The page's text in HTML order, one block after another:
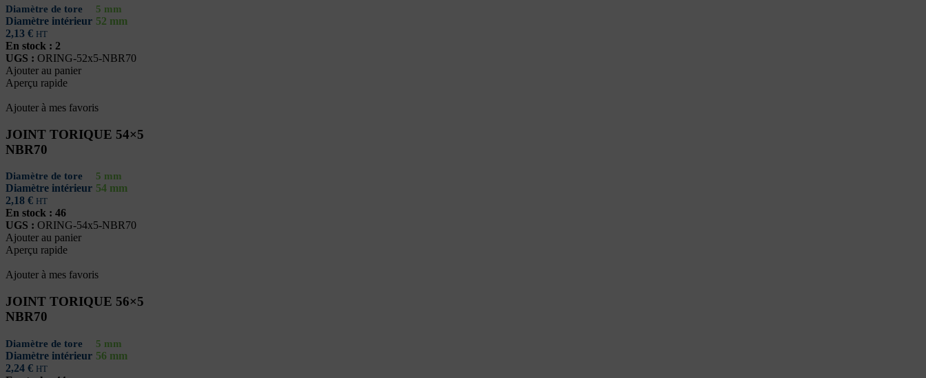
Diamètre de tore 5 mm
Diamètre intérieur 52 mm
2,13 € HT
En stock : 2
UGS : ORING-52x5-NBR70
Ajouter au panier
Aperçu rapide
Ajouter à mes favoris
JOINT TORIQUE 54×5
NBR70
Diamètre de tore 5 mm
Diamètre intérieur 54 mm
2,18 € HT
En stock : 46
UGS : ORING-54x5-NBR70
Ajouter au panier
Aperçu rapide
Ajouter à mes favoris
JOINT TORIQUE 56×5
NBR70
Diamètre de tore 5 mm
Diamètre intérieur 56 mm
2,24 € HT